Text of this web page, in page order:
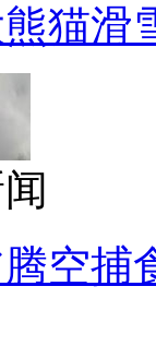
猫滑
空捕